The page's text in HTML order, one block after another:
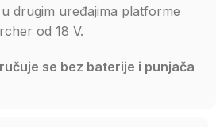
drugim uređajima platforme
od 18 V.
se bez baterije i punjača